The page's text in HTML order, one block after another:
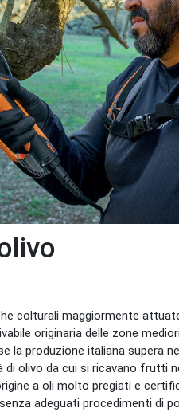
colturali maggiormente
originaria delle zone
la produzione italiana supera
olivo da cui si ricavano frutti
a oli molto pregiati e
adeguati procedimenti di